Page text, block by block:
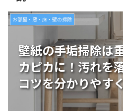
壁紙の手垢掃除は
カピカに！汚れを
コツを分かりやす
お部屋・窓・床・壁の掃除